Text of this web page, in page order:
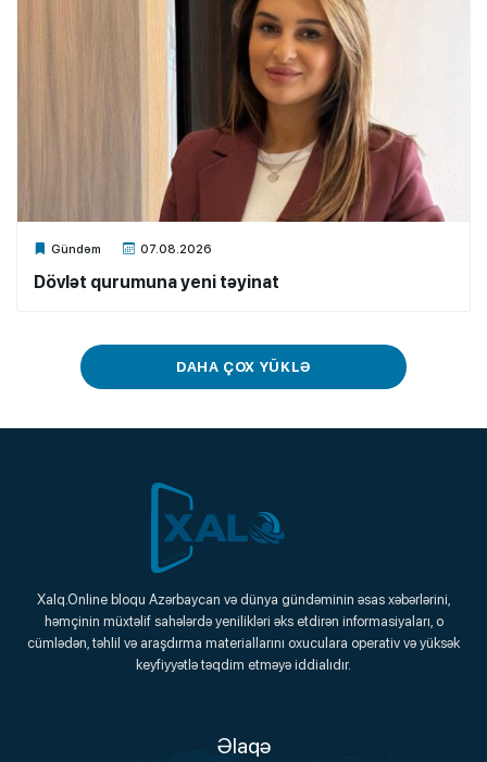
Gündəm 07.08.2026
Xalq.Online
Dövlət qurumuna yeni təyinat
DAHA ÇOX YÜKLƏ
Xalq.Online
Onlayn Platforma
Xalq.Online bloqu Azərbaycan və dünya gündəminin əsas xəbərlərini,
həmçinin müxtəlif sahələrdə yenilikləri əks etdirən informasiyaları, o
cümlədən, təhlil və araşdırma materiallarını oxuculara operativ və yüksək
keyfiyyətlə təqdim etməyə iddialıdır.
Əlaqə